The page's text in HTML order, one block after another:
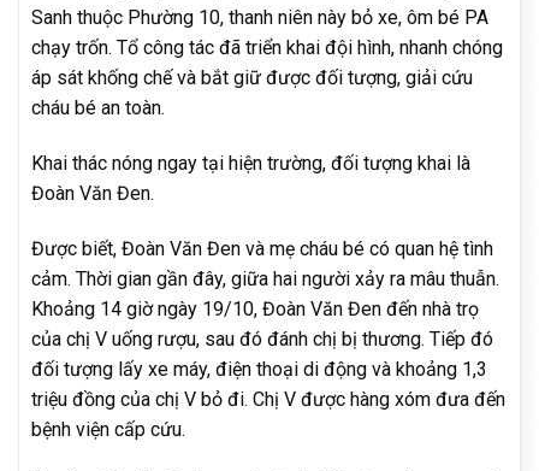
Sanh thuộc Phường 10, thanh niên này bỏ xe, ôm bé PA
chạy trốn. Tổ công tác đã triển khai đội hình, nhanh chóng
áp sát khống chế và bắt giữ được đối tượng, giải cứu
cháu bé an toàn.
Khai thác nóng ngay tại hiện trường, đối tượng khai là
Đoàn Văn Đen.
Được biết, Đoàn Văn Đen và mẹ cháu bé có quan hệ tình
cảm. Thời gian gần đây, giữa hai người xảy ra mâu thuẫn.
Khoảng 14 giờ ngày 19/10, Đoàn Văn Đen đến nhà trọ
của chị V uống rượu, sau đó đánh chị bị thương. Tiếp đó
đối tượng lấy xe máy, điện thoại di động và khoảng 1,3
triệu đồng của chị V bỏ đi. Chị V được hàng xóm đưa đến
bệnh viện cấp cứu.